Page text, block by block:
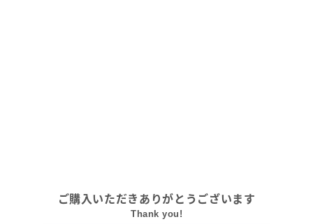
ご購入いただきありがとうございます
Thank you!